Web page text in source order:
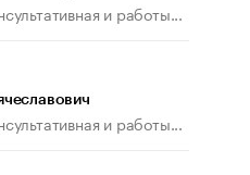
и работы...
и работы...